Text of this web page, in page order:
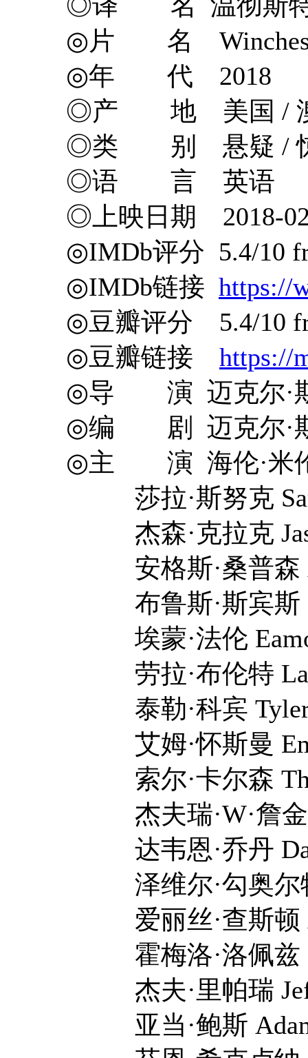
◎片 名
◎年 代 2018
◎产 地 美国 / 澳
◎类 别 悬疑 / 惊
◎语 言 英语
◎上映日期 2018-
◎IMDb评分 5.4/10
◎IMDb链接 https://
◎豆瓣评分 5.4/10
◎豆瓣链接 https://
◎导 演 迈克尔·斯
◎编 剧 迈克尔·斯派
◎主 演 海伦·米伦
莎拉·斯努克
杰森·克拉克
安格斯·桑普森
布鲁斯·斯宾斯
埃蒙·法伦
劳拉·布伦特
泰勒·科宾 Tyler
艾姆·怀斯曼
索尔·卡尔森
杰夫瑞·W·詹金
达韦恩·乔丹
泽维尔·勾奥尔
爱丽丝·查斯顿
霍梅洛·洛佩兹
杰夫·里帕瑞
亚当·鲍斯 Adam